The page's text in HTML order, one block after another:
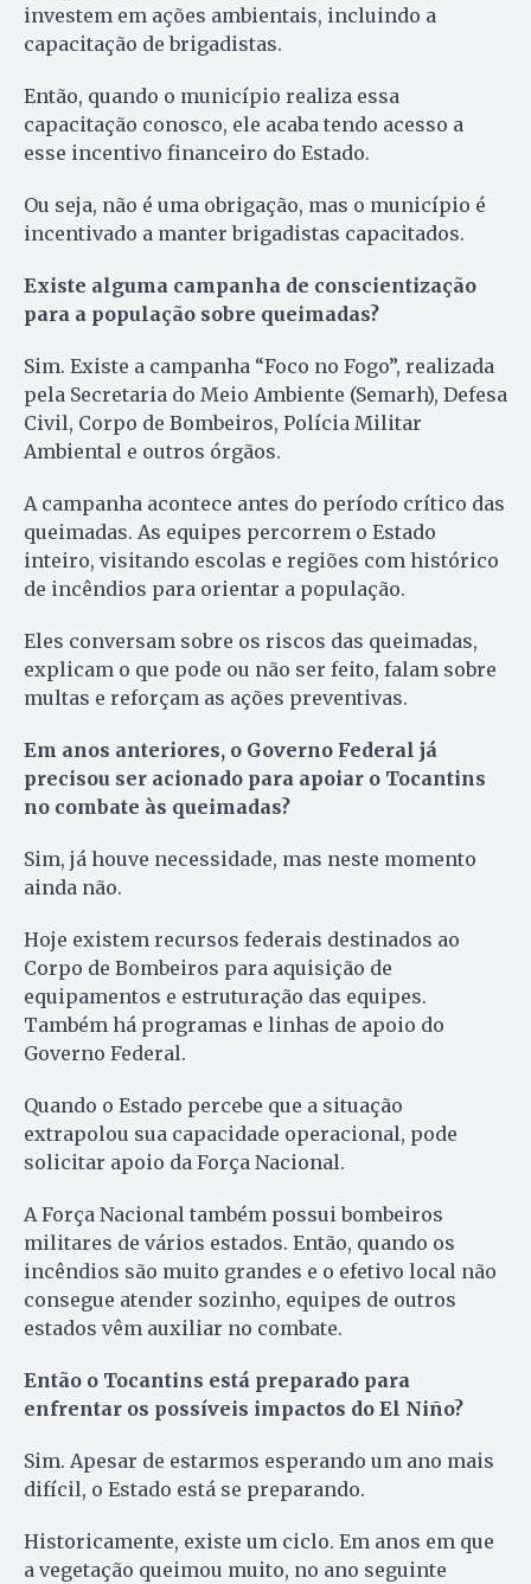
investem em ações ambientais, incluindo a
capacitação de brigadistas.
Então, quando o município realiza essa
capacitação conosco, ele acaba tendo acesso a
esse incentivo financeiro do Estado.
Ou seja, não é uma obrigação, mas o município é
incentivado a manter brigadistas capacitados.
Existe alguma campanha de conscientização
para a população sobre queimadas?
Sim. Existe a campanha “Foco no Fogo”, realizada
pela Secretaria do Meio Ambiente (Semarh), Defesa
Civil, Corpo de Bombeiros, Polícia Militar
Ambiental e outros órgãos.
A campanha acontece antes do período crítico das
queimadas. As equipes percorrem o Estado
inteiro, visitando escolas e regiões com histórico
de incêndios para orientar a população.
Eles conversam sobre os riscos das queimadas,
explicam o que pode ou não ser feito, falam sobre
multas e reforçam as ações preventivas.
Em anos anteriores, o Governo Federal já
precisou ser acionado para apoiar o Tocantins
no combate às queimadas?
Sim, já houve necessidade, mas neste momento
ainda não.
Hoje existem recursos federais destinados ao
Corpo de Bombeiros para aquisição de
equipamentos e estruturação das equipes.
Também há programas e linhas de apoio do
Governo Federal.
Quando o Estado percebe que a situação
extrapolou sua capacidade operacional, pode
solicitar apoio da Força Nacional.
A Força Nacional também possui bombeiros
militares de vários estados. Então, quando os
incêndios são muito grandes e o efetivo local não
consegue atender sozinho, equipes de outros
estados vêm auxiliar no combate.
Então o Tocantins está preparado para
enfrentar os possíveis impactos do El Niño?
Sim. Apesar de estarmos esperando um ano mais
difícil, o Estado está se preparando.
Historicamente, existe um ciclo. Em anos em que
a vegetação queimou muito, no ano seguinte